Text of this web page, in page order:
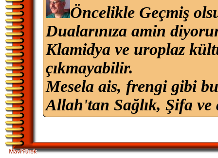
Öncelikle Geçmiş
Dualarınıza amin
Klamidya ve uroplaz
çıkmayabilir.
Mesela ais, frengi gibi
Allah'tan Sağlık, Şifa